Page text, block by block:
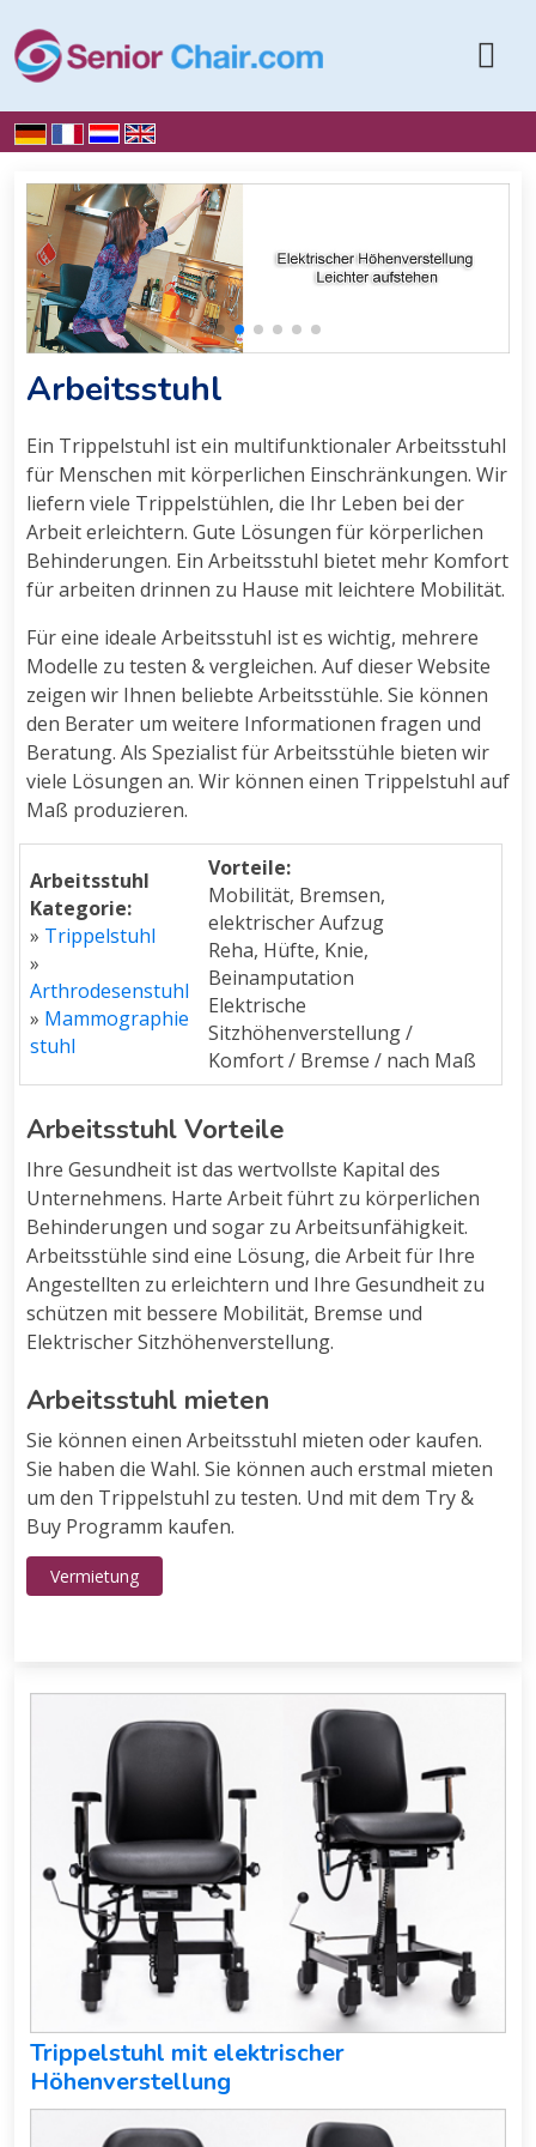
Arbeitsstuhl
Ein Trippelstuhl ist ein multifunktionaler Arbeitsstuhl
für Menschen mit körperlichen Einschränkungen. Wir
liefern viele Trippelstühlen, die Ihr Leben bei der
Arbeit erleichtern. Gute Lösungen für körperlichen
Behinderungen. Ein Arbeitsstuhl bietet mehr Komfort
für arbeiten drinnen zu Hause mit leichtere Mobilität.
Für eine ideale Arbeitsstuhl ist es wichtig, mehrere
Modelle zu testen & vergleichen. Auf dieser Website
zeigen wir Ihnen beliebte Arbeitsstühle. Sie können
den Berater um weitere Informationen fragen und
Beratung. Als Spezialist für Arbeitsstühle bieten wir
viele Lösungen an. Wir können einen Trippelstuhl auf
Maß produzieren.
Arbeitsstuhl
Kategorie:
» Trippelstuhl
»
Arthrodesenstuhl
» Mammographie
stuhl
Vorteile:
Mobilität, Bremsen,
elektrischer Aufzug
Reha, Hüfte, Knie,
Beinamputation
Elektrische
Sitzhöhenverstellung /
Komfort / Bremse / nach Maß
Arbeitsstuhl Vorteile
Ihre Gesundheit ist das wertvollste Kapital des
Unternehmens. Harte Arbeit führt zu körperlichen
Behinderungen und sogar zu Arbeitsunfähigkeit.
Arbeitsstühle sind eine Lösung, die Arbeit für Ihre
Angestellten zu erleichtern und Ihre Gesundheit zu
schützen mit bessere Mobilität, Bremse und
Elektrischer Sitzhöhenverstellung.
Arbeitsstuhl mieten
Sie können einen Arbeitsstuhl mieten oder kaufen.
Sie haben die Wahl. Sie können auch erstmal mieten
um den Trippelstuhl zu testen. Und mit dem Try &
Buy Programm kaufen.
Vermietung
Trippelstuhl mit elektrischer
Höhenverstellung